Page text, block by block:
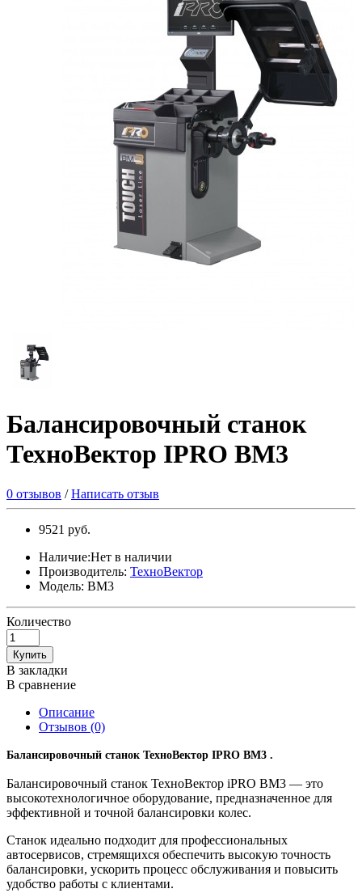
Балансировочный станок
ТехноВектор IPRO BM3
0 отзывов /Написать отзыв
9521 руб.
Наличие:Нет в наличии
Производитель: ТехноВектор
Модель: BM3
Количество
Купить
В закладки
В сравнение
Описание
Отзывов (0)
Балансировочный станок ТехноВектор IPRO BM3 .
Балансировочный станок ТехноВектор iPRO BM3 — это
высокотехнологичное оборудование, предназначенное для
эффективной и точной балансировки колес.
Станок идеально подходит для профессиональных
автосервисов, стремящихся обеспечить высокую точность
балансировки, ускорить процесс обслуживания и повысить
удобство работы с клиентами.